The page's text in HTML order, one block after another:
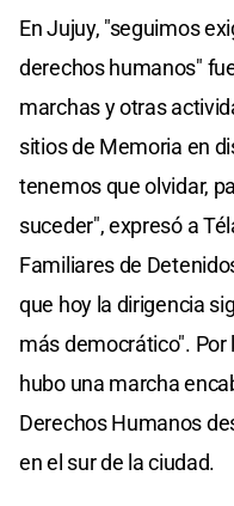
En Jujuy, "seguimos
derechos humanos"
marchas y otras
sitios de Memoria en
tenemos que olvidar,
suceder", expresó a
Familiares de
que hoy la dirigencia
más democrático". Por
hubo una marcha
Derechos Humanos
en el sur de la ciudad.